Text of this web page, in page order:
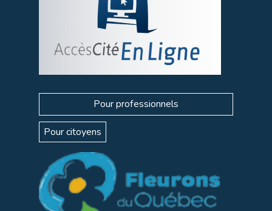
Pour professionnels
Pour citoyens